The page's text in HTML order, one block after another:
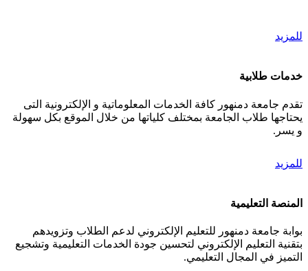
للمزيد
خدمات طلابية
تقدم جامعة دمنهور كافة الخدمات المعلوماتية و الإلكترونية التى
يحتاجها طلاب الجامعة بمختلف كلياتها من خلال الموقع بكل سهولة
و يسر.
للمزيد
المنصة التعليمية
بوابة جامعة دمنهور للتعليم الإلكتروني لدعم الطلاب وتزويدهم
بتقنية التعليم الإلكتروني لتحسين جودة الخدمات التعليمية وتشجيع
التميز في المجال التعليمي.